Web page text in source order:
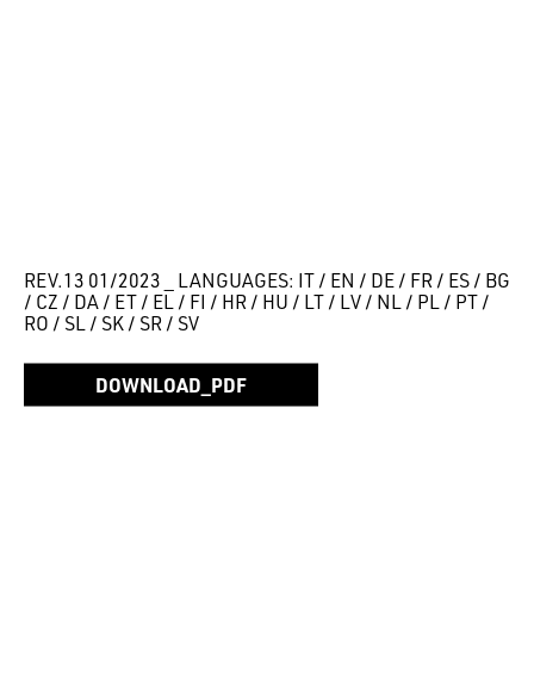
REV.13 01/2023 _ LANGUAGES: IT / EN / DE / FR / ES / BG
/ CZ / DA / ET / EL / FI / HR / HU / LT / LV / NL / PL / PT /
RO / SL / SK / SR / SV
DOWNLOAD_PDF